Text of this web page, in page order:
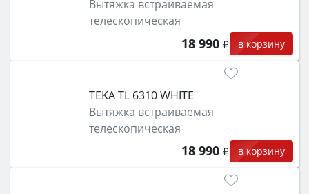
Вытяжка встраиваемая
телескопическая
18 990 в корзину
TEKA TL 6310 WHITE
Вытяжка встраиваемая
телескопическая
18 990 в корзину